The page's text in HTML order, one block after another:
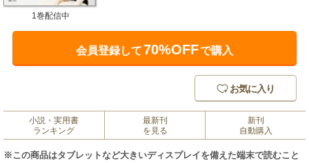
1巻配信中
会員登録して70%OFFで購入
お気に入り
小説・実用書
ランキング
最新刊
を見る
新刊
自動購入
※この商品はタブレットなど大きいディスプレイを備えた端末で読むこと